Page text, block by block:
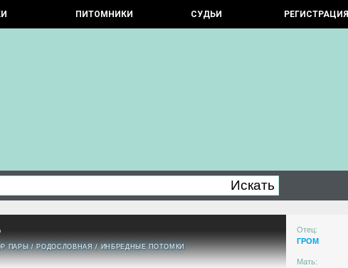
ПИТОМНИКИ СУДЬИ РЕГИСТРАЦИЯ
ПАРЫ /РОДОСЛОВНАЯ /ИНБРЕДНЫЕ ПОТОМКИ
Отец:
ГРОМ
Мать: